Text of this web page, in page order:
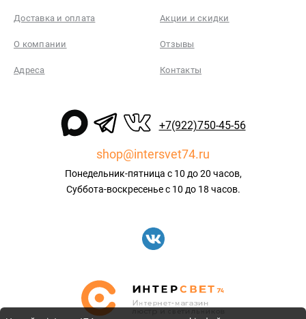
Доставка и оплата Акции и скидки
О компании Отзывы
Адреса Контакты
+7(922)750-45-56
shop@intersvet74.ru
Понедельник-пятница с 10 до 20 часов,
Суббота-воскресенье с 10 до 18 часов.